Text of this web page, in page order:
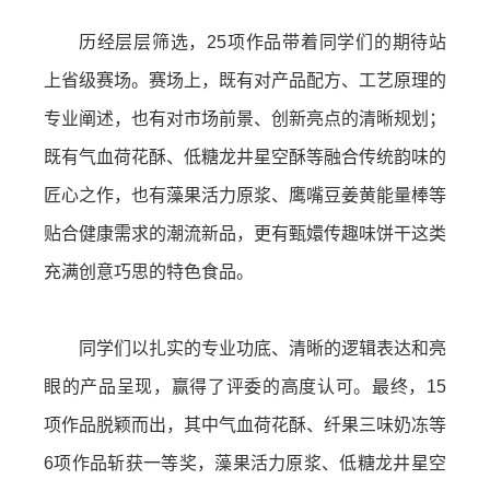
历经层层筛选，25项作品带着同学们的期待站
上省级赛场。赛场上，既有对产品配方、工艺原理的
专业阐述，也有对市场前景、创新亮点的清晰规划；
既有气血荷花酥、低糖龙井星空酥等融合传统韵味的
匠心之作，也有藻果活力原浆、鹰嘴豆姜黄能量棒等
贴合健康需求的潮流新品，更有甄嬛传趣味饼干这类
充满创意巧思的特色食品。
同学们以扎实的专业功底、清晰的逻辑表达和亮
眼的产品呈现，赢得了评委的高度认可。最终，15
项作品脱颖而出，其中气血荷花酥、纤果三味奶冻等
6项作品斩获一等奖，藻果活力原浆、低糖龙井星空